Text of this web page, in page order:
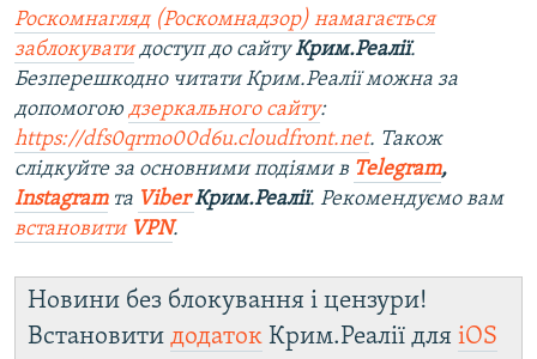
Роскомнагляд (Роскомнадзор) намагається
заблокуватидоступ до сайтуКрим.Реалії.
Безперешкодно читати Крим.Реалії можна за
допомогою дзеркального сайту:
https://dfs0qrmo00d6u.cloudfront.net. Також
слідкуйте за основними подіями в Telegram,
Instagramта ViberКрим.Реалії. Рекомендуємо вам
встановити VPN.
Новини без блокування і цензури!
Встановити додаток Крим.Реалії для iOS